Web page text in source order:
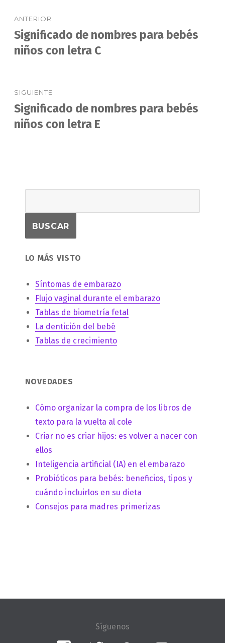
de
entradas
ANTERIOR
Entrada
anterior:
Significado de nombres para bebés
niños con letra C
SIGUIENTE
Entrada
siguiente:
Significado de nombres para bebés
niños con letra E
LO MÁS VISTO
Síntomas de embarazo
Flujo vaginal durante el embarazo
Tablas de biometría fetal
La dentición del bebé
Tablas de crecimiento
NOVEDADES
Cómo organizar la compra de los libros de
texto para la vuelta al cole
Criar no es criar hijos: es volver a nacer con
ellos
Inteligencia artificial (IA) en el embarazo
Probióticos para bebés: beneficios, tipos y
cuándo incluirlos en su dieta
Consejos para madres primerizas